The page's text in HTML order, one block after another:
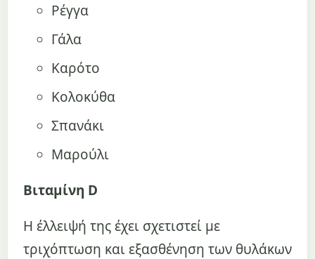
Ρέγγα
Γάλα
Καρότο
Κολοκύθα
Σπανάκι
Μαρούλι
Βιταμίνη D
Η έλλειψή της έχει σχετιστεί με
τριχόπτωση και εξασθένηση των θυλάκων